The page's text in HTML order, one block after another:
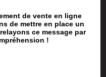
de vente en ligne
de mettre en place un
ce message par
!